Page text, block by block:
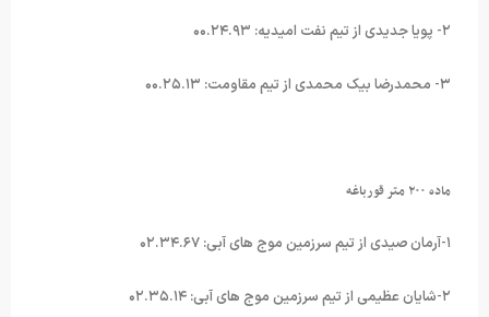
۲- پویا جدیدی از تیم نفت امیدیه: ۰۰.۲۴.۹۳
۳- محمدرضا بیک محمدی از تیم مقاومت: ۰۰.۲۵.۱۳
ماده ۲۰۰ متر قورباغه
۲-شایان عظیمی از تیم سرزمین موج های آبی: ۰۲.۳۵.۱۴